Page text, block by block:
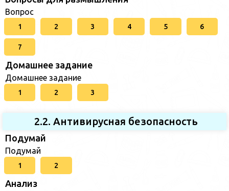
Вопрос
1 2 3 4 5 6
7
Домашнее задание
Домашнее задание
1 2 3
2.2. Антивирусная безопасность
Подумай
Подумай
1 2
Анализ